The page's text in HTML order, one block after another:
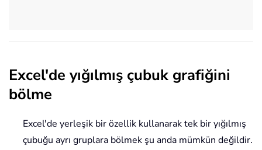
Excel'de yığılmış çubuk grafiğini
bölme
Excel'de yerleşik bir özellik kullanarak tek bir yığılmış
çubuğu ayrı gruplara bölmek şu anda mümkün değildir.